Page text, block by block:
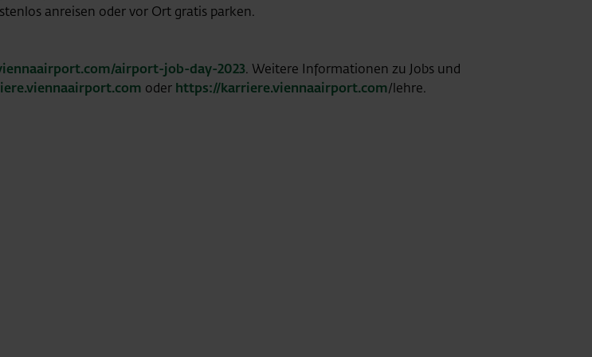
anreisen oder vor Ort gratis parken.
airport-job-day-2023. Weitere Informationen zu Jobs und
oder https://karriere.viennaairport.com/lehre.